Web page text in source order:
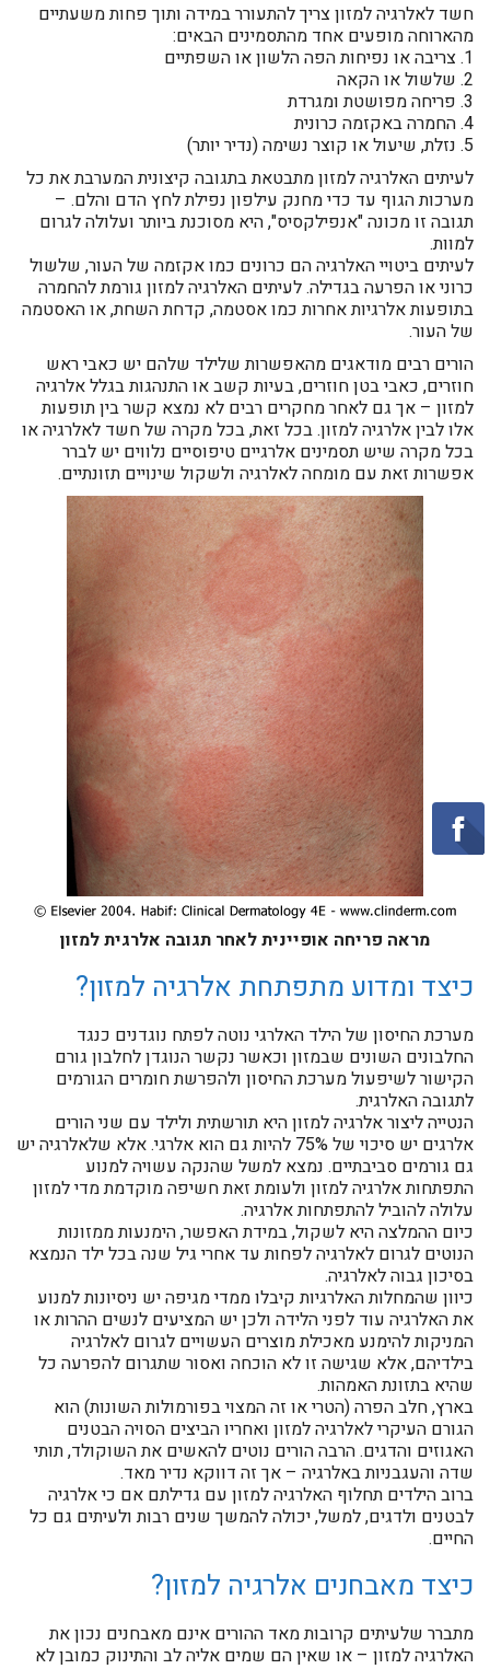
חשד לאלרגיה למזון צריך להתעורר במידה ותוך פחות משעתיים
מהארוחה מופעים אחד מהתסמינים הבאים:
1. צריבה או נפיחות הפה הלשון או השפתיים
2. שלשול או הקאה
3. פריחה מפושטת ומגרדת
4. החמרה באקזמה כרונית
5. נזלת, שיעול או קוצר נשימה (נדיר יותר)
לעיתים האלרגיה למזון מתבטאת בתגובה קיצונית המערבת את כל
מערכות הגוף עד כדי מחנק עילפון נפילת לחץ הדם והלם. –
תגובה זו מכונה "אנפילקסיס", היא מסוכנת ביותר ועלולה לגרום
למוות.
לעיתים ביטויי האלרגיה הם כרונים כמו אקזמה של העור, שלשול
כרוני או הפרעה בגדילה. לעיתים האלרגיה למזון גורמת להחמרה
בתופעות אלרגיות אחרות כמו אסטמה, קדחת השחת, או האסטמה
של העור.
הורים רבים מודאגים מהאפשרות שלילד שלהם יש כאבי ראש
חוזרים, כאבי בטן חוזרים, בעיות קשב או התנהגות בגלל אלרגיה
למזון – אך גם לאחר מחקרים רבים לא נמצא קשר בין תופעות
אלו לבין אלרגיה למזון. בכל זאת, בכל מקרה של חשד לאלרגיה או
בכל מקרה שיש תסמינים אלרגיים טיפוסיים נלווים יש לברר
אפשרות זאת עם מומחה לאלרגיה ולשקול שינויים תזונתיים.
מראה פריחה אופיינית לאחר תגובה אלרגית למזון
כיצד ומדוע מתפתחת אלרגיה למזון?
מערכת החיסון של הילד האלרגי נוטה לפתח נוגדנים כנגד
החלבונים השונים שבמזון וכאשר נקשר הנוגדן לחלבון גורם
הקישור לשיפעול מערכת החיסון ולהפרשת חומרים הגורמים
לתגובה האלרגית.
הנטייה ליצור אלרגיה למזון היא תורשתית ולילד עם שני הורים
אלרגים יש סיכוי של 75% להיות גם הוא אלרגי. אלא שלאלרגיה יש
גם גורמים סביבתיים. נמצא למשל שהנקה עשויה למנוע
התפתחות אלרגיה למזון ולעומת זאת חשיפה מוקדמת מדי למזון
עלולה להוביל להתפתחות אלרגיה.
כיום ההמלצה היא לשקול, במידת האפשר, הימנעות ממזונות
הנוטים לגרום לאלרגיה לפחות עד אחרי גיל שנה בכל ילד הנמצא
בסיכון גבוה לאלרגיה.
כיוון שהמחלות האלרגיות קיבלו ממדי מגיפה יש ניסיונות למנוע
את האלרגיה עוד לפני הלידה ולכן יש המציעים לנשים ההרות או
המניקות להימנע מאכילת מוצרים העשויים לגרום לאלרגיה
בילדיהם, אלא שגישה זו לא הוכחה ואסור שתגרום להפרעה כל
שהיא בתזונת האמהות.
בארץ, חלב הפרה (הטרי או זה המצוי בפורמולות השונות) הוא
הגורם העיקרי לאלרגיה למזון ואחריו הביצים הסויה הבטנים
האגוזים והדגים. הרבה הורים נוטים להאשים את השוקולד, תותי
שדה והעגבניות באלרגיה – אך זה דווקא נדיר מאד.
ברוב הילדים תחלוף האלרגיה למזון עם גדילתם אם כי אלרגיה
לבטנים ולדגים, למשל, יכולה להמשך שנים רבות ולעיתים גם כל
החיים.
כיצד מאבחנים אלרגיה למזון?
מתברר שלעיתים קרובות מאד ההורים אינם מאבחנים נכון את
האלרגיה למזון – או שאין הם שמים אליה לב והתינוק כמובן לא